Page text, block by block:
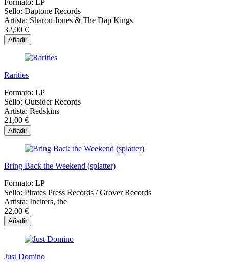
Formato:
LP
Sello: Daptone Records
Artista: Sharon Jones & The Dap Kings
32,00 €
Añadir
Rarities
Formato: LP
Sello: Outsider Records
Artista: Redskins
21,00 €
Añadir
Bring Back the Weekend (splatter)
Formato: LP
Sello: Pirates Press Records / Grover Records
Artista: Inciters, the
22,00 €
Añadir
Just Domino